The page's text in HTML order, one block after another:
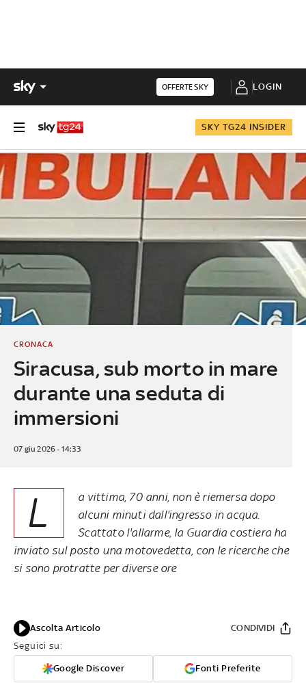
OFFERTE SKY LOGIN
SKY TG24 INSIDER
Siracusa, sub morto in mare
durante una seduta di
immersioni
CRONACA
07 giu 2026 - 14:33
L
a vittima, 70 anni, non è riemersa dopo
alcuni minuti dall'ingresso in acqua.
Scattato l'allarme, la Guardia costiera ha
inviato sul posto una motovedetta, con le ricerche che
si sono protratte per diverse ore
Ascolta Articolo
Seguici su:
Google Discover Fonti Preferite
CONDIVIDI